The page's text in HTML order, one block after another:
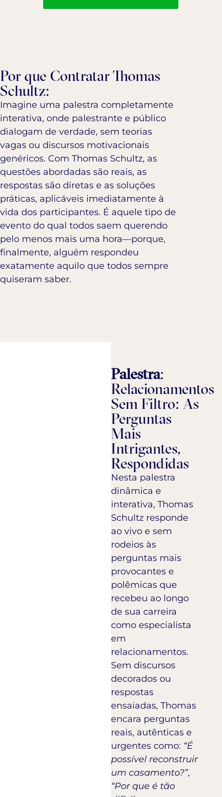
Por que Contratar Thomas
Schultz:
Imagine uma palestra completamente
interativa, onde palestrante e público
dialogam de verdade, sem teorias
vagas ou discursos motivacionais
genéricos. Com Thomas Schultz, as
questões abordadas são reais, as
respostas são diretas e as soluções
práticas, aplicáveis imediatamente à
vida dos participantes. É aquele tipo de
evento do qual todos saem querendo
pelo menos mais uma hora—porque,
finalmente, alguém respondeu
exatamente aquilo que todos sempre
quiseram saber.
Palestra:
Relacionamentos
Sem Filtro: As
Perguntas
Mais
Intrigantes,
Respondidas
Nesta palestra
dinâmica e
interativa, Thomas
Schultz responde
ao vivo e sem
rodeios às
perguntas mais
provocantes e
polêmicas que
recebeu ao longo
de sua carreira
como especialista
em
relacionamentos.
Sem discursos
decorados ou
respostas
ensaiadas, Thomas
encara perguntas
reais, autênticas e
urgentes como: “É
possível reconstruir
um casamento?”,
“Por que é tão